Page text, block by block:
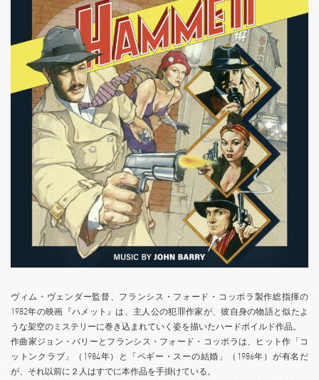
ヴィム・ヴェンダー監督、フランシス・フォード・コッポラ製作総指揮の
1982年の映画『ハメット』は、主人公の犯罪作家が、彼自身の物語と似たよ
うな架空のミステリーに巻き込まれていく姿を描いたハードボイルド作品。
作曲家ジョン・バリーとフランシス・フォード・コッポラは、ヒット作「コ
ットンクラブ」（1984年）と「ペギー・スーの結婚」（1986年）が有名だ
が、それ以前に２人はすでに本作品を手掛けている。